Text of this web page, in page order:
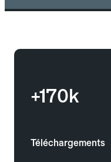
+170k
Téléchargements